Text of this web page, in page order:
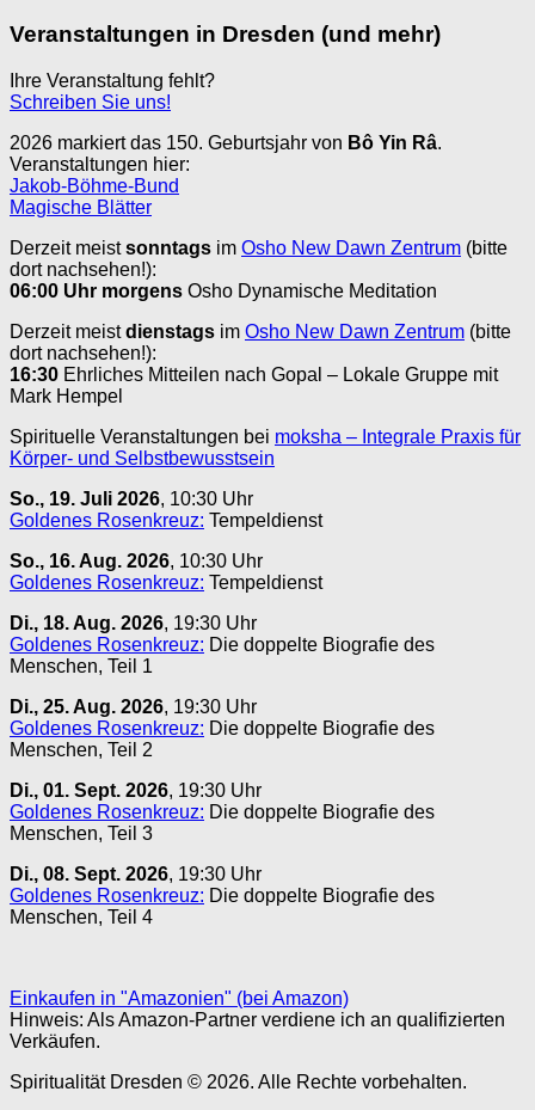
Veranstaltungen in Dresden (und mehr)
Ihre Veranstaltung fehlt?
Schreiben Sie uns!
2026 markiert das 150. Geburtsjahr von Bô Yin Râ.
Veranstaltungen hier:
Jakob-Böhme-Bund
Magische Blätter
Derzeit meistsonntags im Osho New Dawn Zentrum (bitte
dort nachsehen!):
06:00 Uhr morgens Osho Dynamische Meditation
Derzeit meistdienstags im Osho New Dawn Zentrum (bitte
dort nachsehen!):
16:30 Ehrliches Mitteilen nach Gopal – Lokale Gruppe mit
Mark Hempel
Spirituelle Veranstaltungen bei moksha – Integrale Praxis für
Körper- und Selbstbewusstsein
So., 19. Juli 2026, 10:30 Uhr
Goldenes Rosenkreuz: Tempeldienst
So., 16. Aug. 2026, 10:30 Uhr
Goldenes Rosenkreuz: Tempeldienst
Di., 18. Aug. 2026, 19:30 Uhr
Goldenes Rosenkreuz: Die doppelte Biografie des
Menschen, Teil 1
Di., 25. Aug. 2026, 19:30 Uhr
Goldenes Rosenkreuz: Die doppelte Biografie des
Menschen, Teil 2
Di., 01. Sept. 2026, 19:30 Uhr
Goldenes Rosenkreuz: Die doppelte Biografie des
Menschen, Teil 3
Di., 08. Sept. 2026, 19:30 Uhr
Goldenes Rosenkreuz: Die doppelte Biografie des
Menschen, Teil 4
Einkaufen in "Amazonien" (bei Amazon)
Hinweis: Als Amazon-Partner verdiene ich an qualifizierten
Verkäufen.
Spiritualität Dresden © 2026. Alle Rechte vorbehalten.